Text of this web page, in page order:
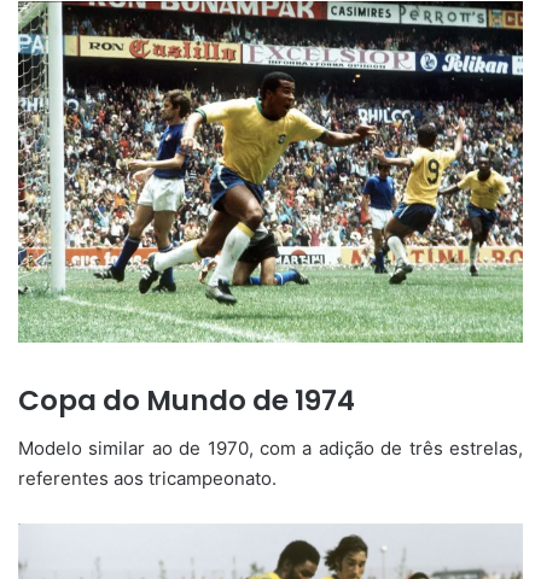
Copa do Mundo de 1974
Modelo similar ao de 1970, com a adição de três estrelas,
referentes aos tricampeonato.